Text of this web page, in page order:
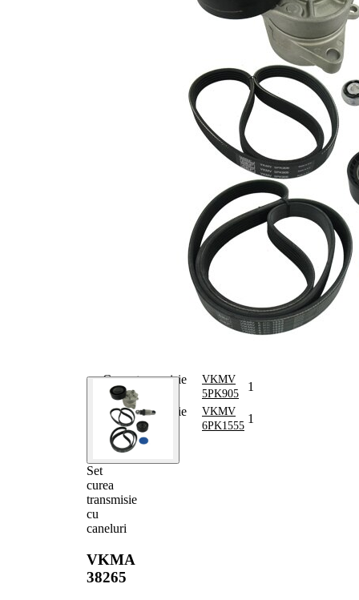
Set
curea
transmisie
cu
caneluri
VKMA
38265
21,36 mm
Nu sunt
disponibile
substante
SVHC
cauciuc)
Listă de piese de schimb
Număr
articol
Cantitate
ghidare/conducere,
VKM
38004
VKM
38011
1
Curea transmisie
cu caneluri
VKMV
5PK905
1
Curea transmisie
cu caneluri
VKMV
6PK1555
1